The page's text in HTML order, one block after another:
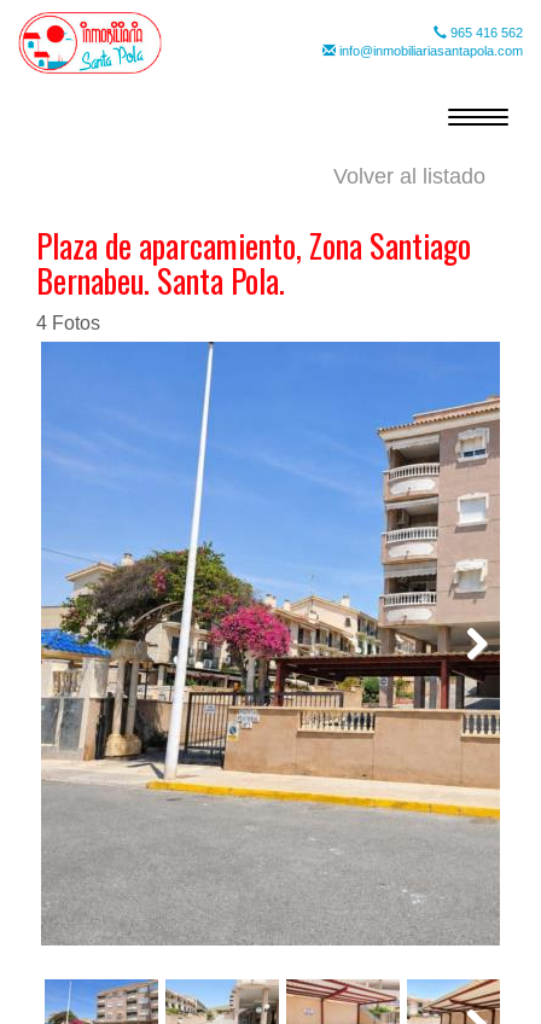
965 416 562
info@inmobiliariasantapola.com
Toggle
Volver al listado
Plaza de aparcamiento, Zona Santiago
Bernabeu. Santa Pola.
4 Fotos
Next